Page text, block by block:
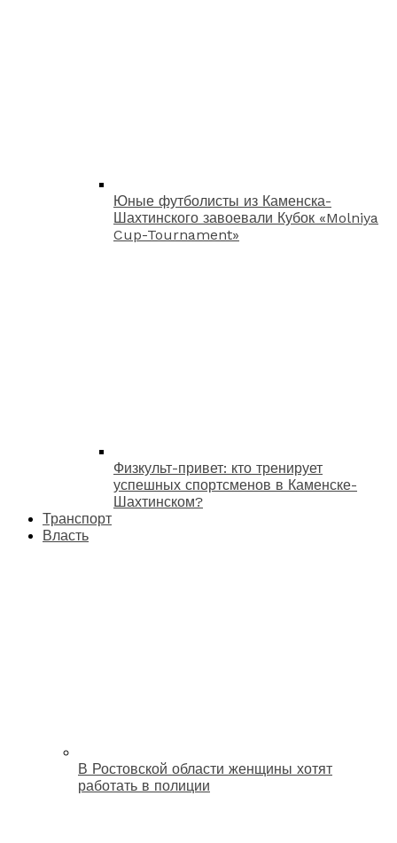
Юные футболисты из Каменска-
Шахтинского завоевали Кубок «Molniya
Cup-Tournament»
Физкульт-привет: кто тренирует
успешных спортсменов в Каменске-
Шахтинском?
Транспорт
Власть
В Ростовской области женщины хотят
работать в полиции